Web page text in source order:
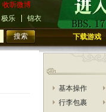
收听微博
极乐 锦衣
下载游戏
基本操作
行李包裹